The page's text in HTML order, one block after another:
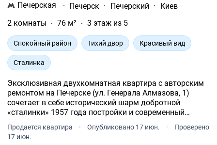
Печерская · Печерск · Печерский ·
Киев
2 комнаты
76 м² 3 этаж из 5
Спокойный район Тихий двор Красивый вид
Сталинка
Эксклюзивная двухкомнатная квартира с авторским
ремонтом на Печерске (ул. Генерала Алмазова, 1)
сочетает в себе исторический шарм добротной
«сталинки» 1957 года постройки и современный
Продается квартира · Опубликовано 17 июн. ·
Проверено
17 июн.